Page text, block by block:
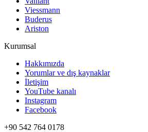
Viessmann
Buderus
Ariston
Kurumsal
Hakkımızda
Yorumlar ve dış kaynaklar
İletişim
YouTube kanalı
Instagram
Facebook
+90 542 764 0178